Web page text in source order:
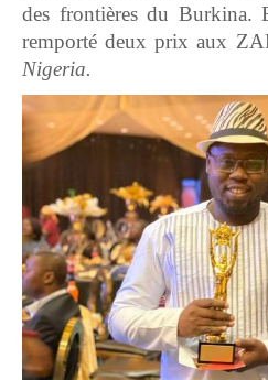
des frontières du Burkina.
remporté deux prix aux
Nigeria.